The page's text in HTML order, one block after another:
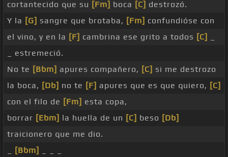
cortantecido que su [Fm] boca [C] destrozó.
Y la [G] sangre que brotaba, [Fm] confundióse con
el vino, y en la [F] cambrina ese grito a todos [C]
_ estremeció.
No te [Bbm] apures compañero, [C] si me destrozo
la boca, [Db] no te [F] apures que es que quiero, [C]
con el filo de [Fm] esta copa,
borrar [Ebm] la huella de un [C] beso [Db]
traicionero que me dio.
[Bbm]